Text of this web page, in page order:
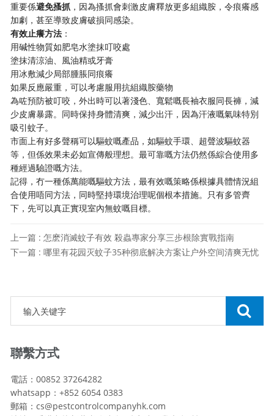
重要係避免搔抓 ，因為搔抓會刺激皮膚釋放更多組織胺，令痕癢感
加劇，甚至導致皮膚破損同感染。
有效止癢方法 ：
用碱性物質如肥皂水塗抹叮咬處
塗抹清涼油、風油精或牙膏
用冰敷減少局部腫脹同痕癢
如果反應嚴重，可以考慮服用抗組織胺藥物
為咗預防被叮咬，外出時可以著淺色、寬鬆嘅長袖衣服同長褲，減
少皮膚暴露。同時保持身體清爽，減少出汗，因為汗液嘅氣味特別
吸引蚊子。
市面上有好多聲稱可以驅蚊嘅產品，如驅蚊手環、超聲波驅蚊器
等，但係效果未必如宣傳般理想。最可靠嘅方法仍然係綜合使用多
種經過驗證嘅方法。
記得，冇一種係萬能嘅驅蚊方法，最有效嘅策略係根據具體情況組
合使用唔同方法，同時堅持環境治理呢個根本措施。只有多管齊
下，先可以真正實現室內無蚊嘅目標。
上一篇 : 怎麽消滅蚊子有效 殺蟲專家分享三步根除實戰指南
下一篇 : 哪里有花园灭蚊子35种彻底解决方案让户外空间清爽无忧
聯繫方式
電話：00852 37264282
whatsapp：+852 6054 0383
郵箱：cs@pestcontrolcompanyhk.com